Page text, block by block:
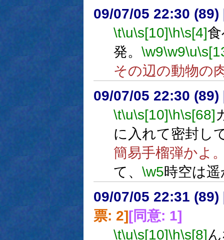
09/07/05 22:30 (89)
\t\u\s[10]\h\s[4]
発。 \w9\w9\u
その辺の動物の
09/07/05 22:30 (89)
\t\u\s[10]\h\s[68]
に入れて密封し
簡易手榴弾かよ
て、 \w5時空は
09/07/05 22:31 (89)
票: 2][同意: 1]
\t\u\s[10]\h\s[8]